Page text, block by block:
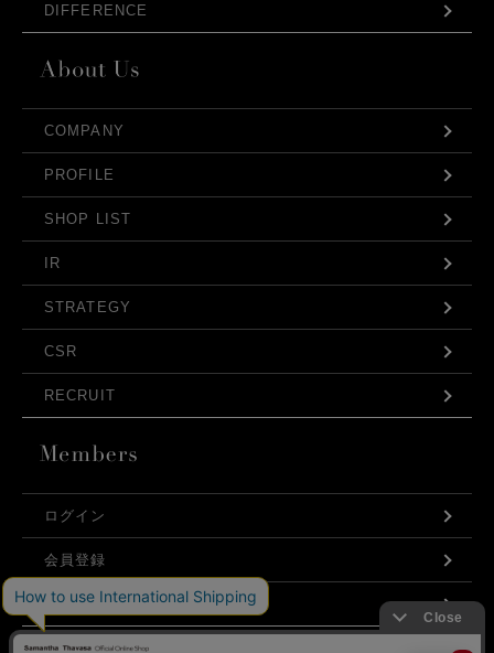
DIFFERENCE
COMPANY
PROFILE
SHOP LIST
IR
STRATEGY
CSR
RECRUIT
ログイン
会員登録
利用規約
お問い合わせ